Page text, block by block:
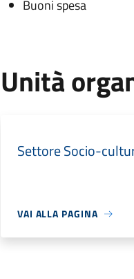
Buoni spesa
Unità
Settore Socio-
VAI ALLA PAGINA